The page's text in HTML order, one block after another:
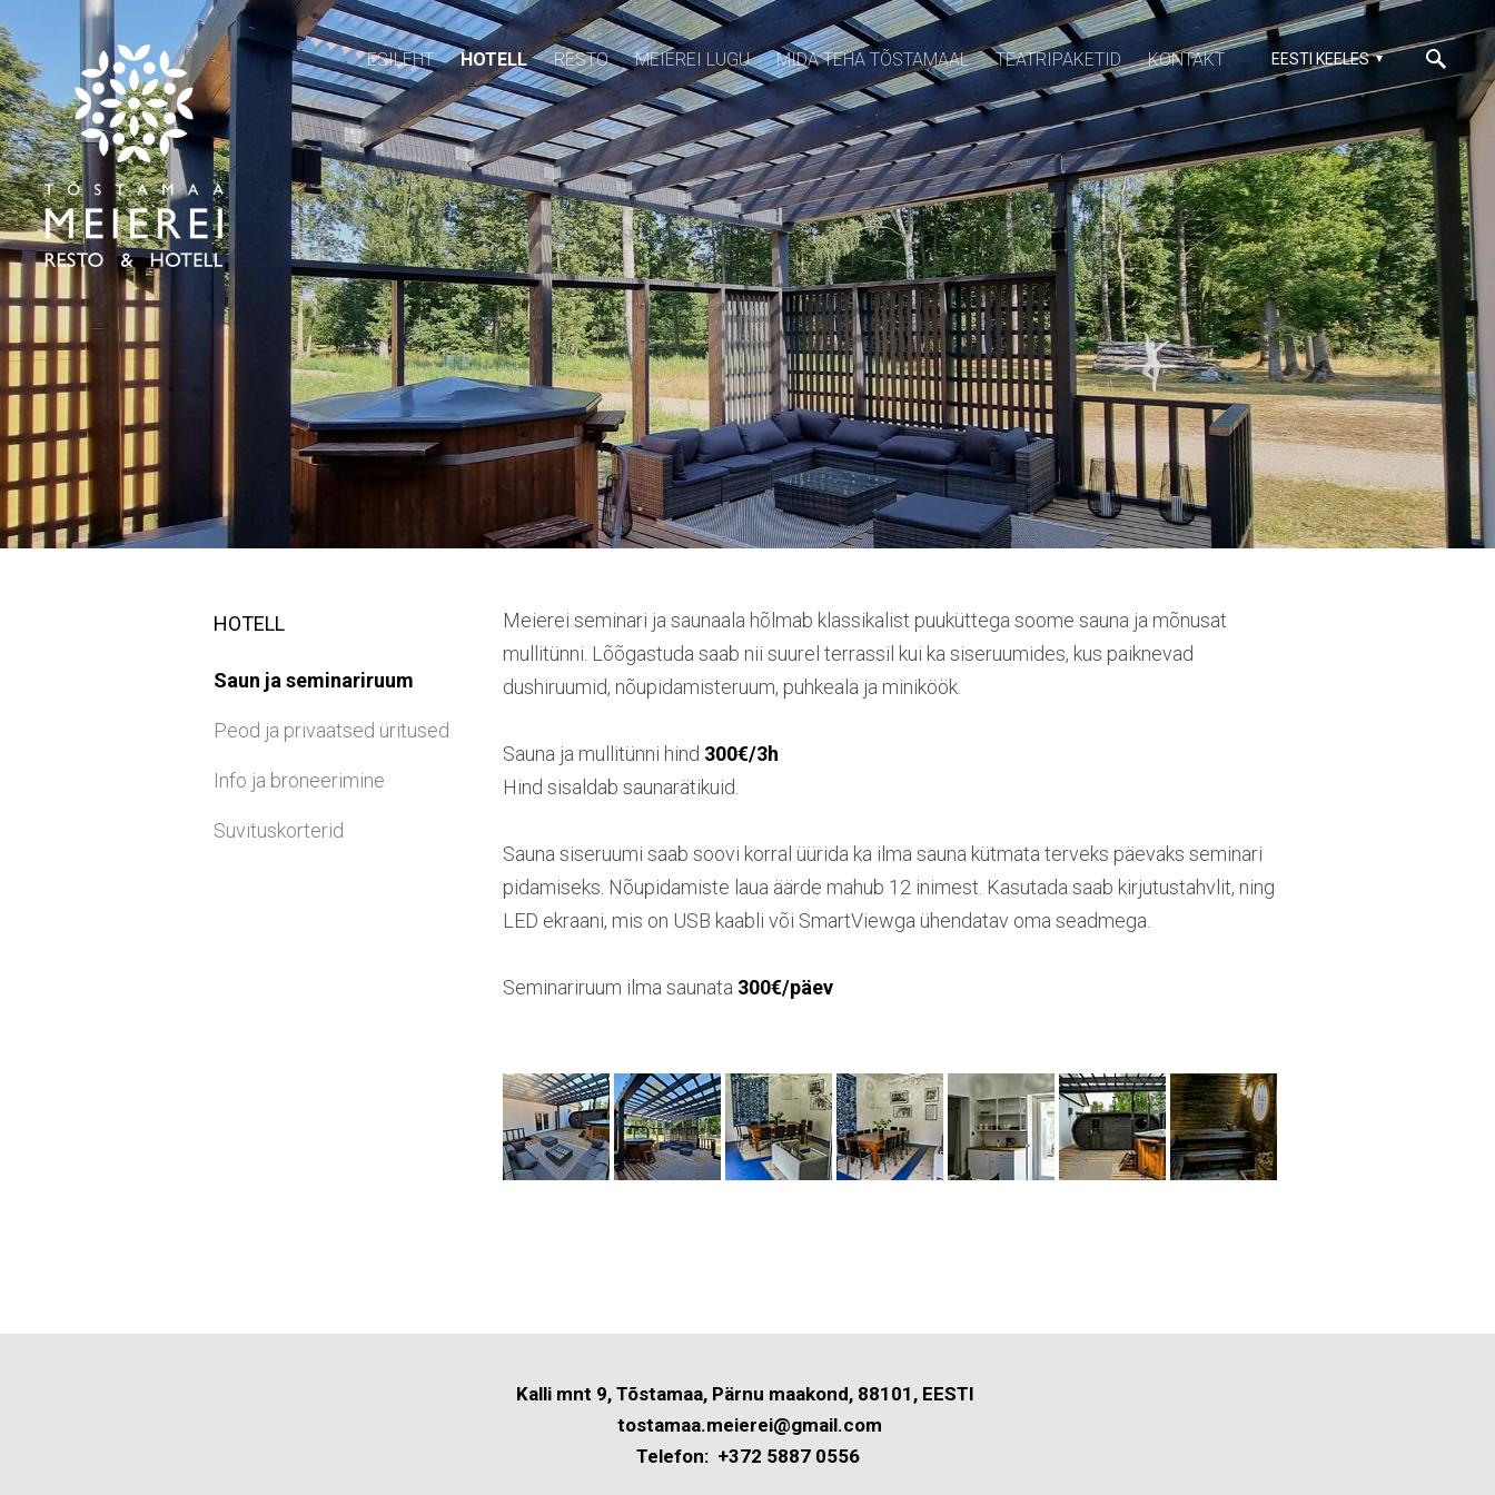
ESILEHT HOTELL RESTO MEIEREI LUGU MIDA TEHA TÕSTAMAAL TEATRIPAKETID KONTAKT EESTI KEELES
HOTELL
Saun ja seminariruum
Peod ja privaatsed üritused
Info ja broneerimine
Suvituskorterid
Meierei seminari ja saunaala hõlmab klassikalist puuküttega soome sauna ja mõnusat
mullitünni. Lõõgastuda saab nii suurel terrassil kui ka siseruumides, kus paiknevad
dushiruumid, nõupidamisteruum, puhkeala ja miniköök.
Sauna ja mullitünni hind 300€/3h
Hind sisaldab saunarätikuid.
Sauna siseruumi saab soovi korral üürida ka ilma sauna kütmata terveks päevaks seminari
pidamiseks. Nõupidamiste laua äärde mahub 12 inimest. Kasutada saab kirjutustahvlit, ning
LED ekraani, mis on USB kaabli või SmartViewga ühendatav oma seadmega.
Seminariruum ilma saunata 300€/päev
Kalli mnt 9, Tõstamaa, Pärnu maakond, 88101, EESTI
tostamaa.meierei@gmail.com
Telefon: +372 5887 0556